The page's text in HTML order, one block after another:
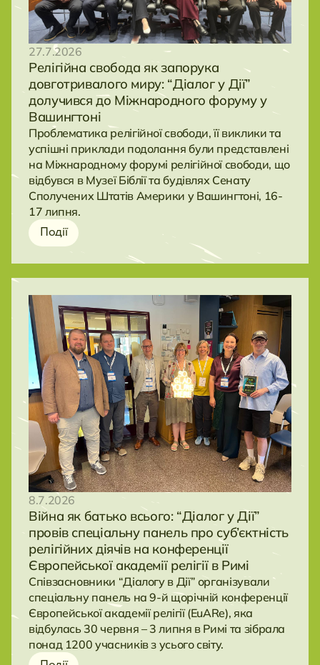
27.7.2026
Релігійна свобода як запорука
довготривалого миру: “Діалог у Дії”
долучився до Міжнародного форуму у
Вашингтоні
Проблематика релігійної свободи, її виклики та
успішні приклади подолання були представлені
на Міжнародному форумі релігійної свободи, що
відбувся в Музеї Біблії та будівлях Сенату
Сполучених Штатів Америки у Вашингтоні, 16-
17 липня.
Події
8.7.2026
Війна як батько всього: “Діалог у Дії”
провів спеціальну панель про суб’єктність
релігійних діячів на конференції
Європейської академії релігії в Римі
Співзасновники “Діалогу в Дії” організували
спеціальну панель на 9-й щорічній конференції
Європейської академії релігії (EuARe), яка
відбулась 30 червня – 3 липня в Римі та зібрала
понад 1200 учасників з усього світу.